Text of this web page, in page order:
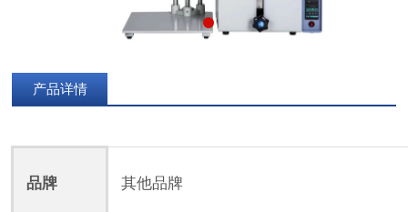
产品详情
品牌 其他品牌